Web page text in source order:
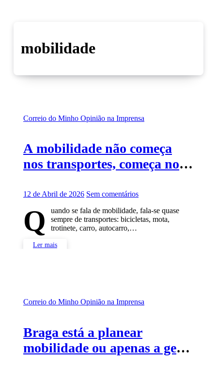
mobilidade
Correio do Minho Opinião na Imprensa
A mobilidade não começa
nos transportes, começa no
12 de Abril de 2026 Sem comentários
Q
uando se fala de mobilidade, fala-se quase
sempre de transportes: bicicletas, mota,
trotinete, carro, autocarro,…
Ler mais
Correio do Minho Opinião na Imprensa
Braga está a planear
mobilidade ou apenas a gerir